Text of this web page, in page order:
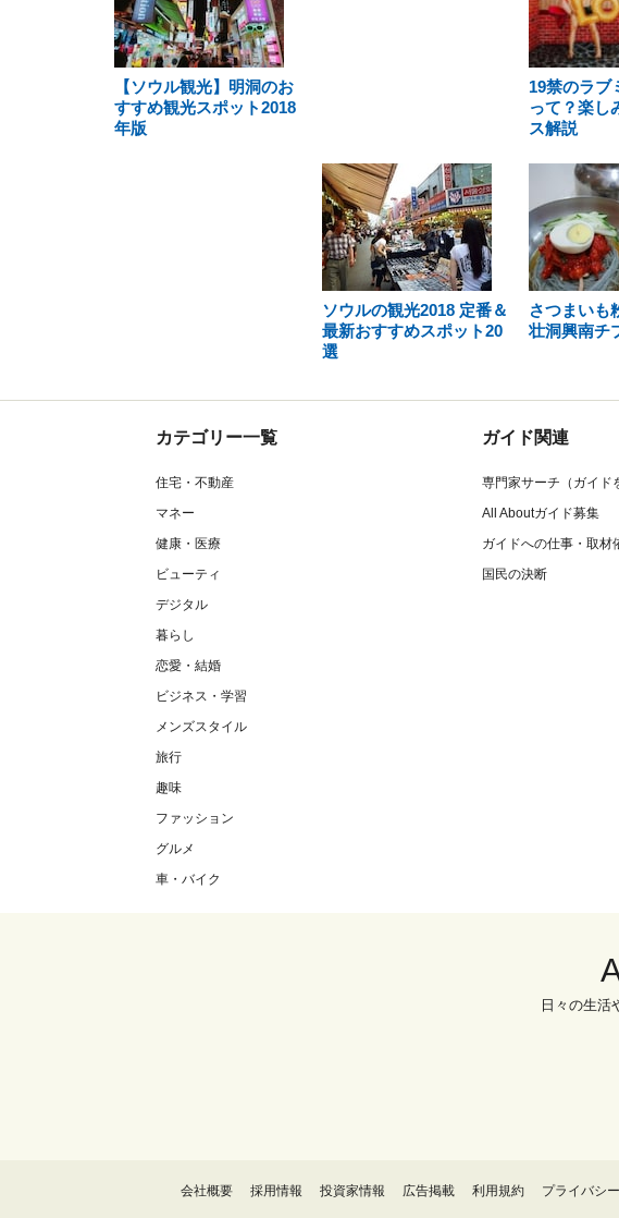
【ソウル観光】明洞のお
すすめ観光スポット2018
年版
19禁のラブ
って？楽し
ス解説
ソウルの観光2018 定番＆
最新おすすめスポット20
選
さつまいも
壮洞興南チ
カテゴリー一覧
住宅・不動産
マネー
健康・医療
ビューティ
デジタル
暮らし
恋愛・結婚
ビジネス・学習
メンズスタイル
旅行
趣味
ファッション
グルメ
車・バイク
ガイド関連
専門家サーチ（ガイド
All Aboutガイド募集
ガイドへの仕事・取材
国民の決断
日々の生活
会社概要 採用情報 投資家情報 広告掲載 利用規約 プライバシ